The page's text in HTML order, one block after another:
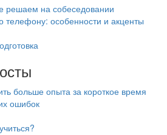
решаем на собеседовании
телефону: особенности и акценты
больше опыта за короткое время
ошибок